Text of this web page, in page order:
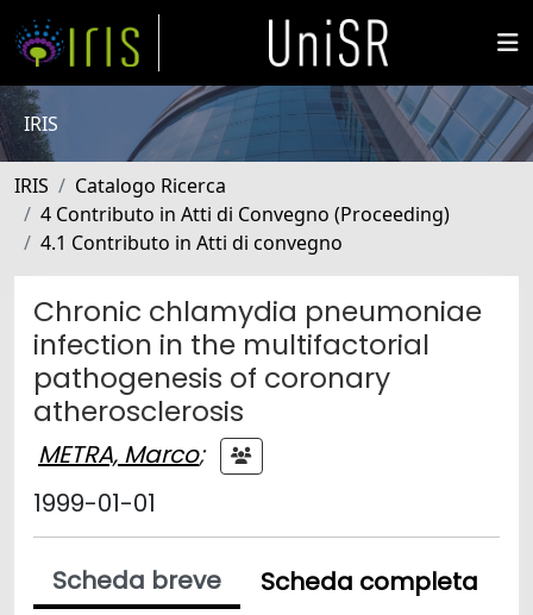
IRIS
IRIS
Catalogo Ricerca
4 Contributo in Atti di Convegno (Proceeding)
4.1 Contributo in Atti di convegno
Chronic chlamydia pneumoniae
infection in the multifactorial
pathogenesis of coronary
atherosclerosis
METRA, Marco;
1999-01-01
Scheda breve
Scheda completa